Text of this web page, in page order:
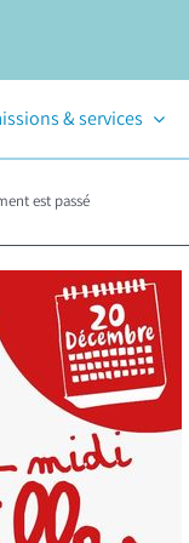
& services
est passé